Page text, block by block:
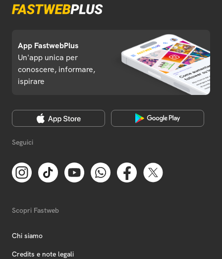
App FastwebPlus
Un'app unica per
conoscere, informare,
ispirare
Seguici
Scopri Fastweb
Chi siamo
Credits e note legali